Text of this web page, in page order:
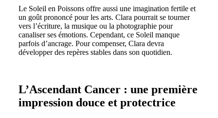
Le Soleil en Poissons offre aussi une imagination fertile et
un goût prononcé pour les arts. Clara pourrait se tourner
vers l’écriture, la musique ou la photographie pour
canaliser ses émotions. Cependant, ce Soleil manque
parfois d’ancrage. Pour compenser, Clara devra
développer des repères stables dans son quotidien.
L’Ascendant Cancer : une première
impression douce et protectrice